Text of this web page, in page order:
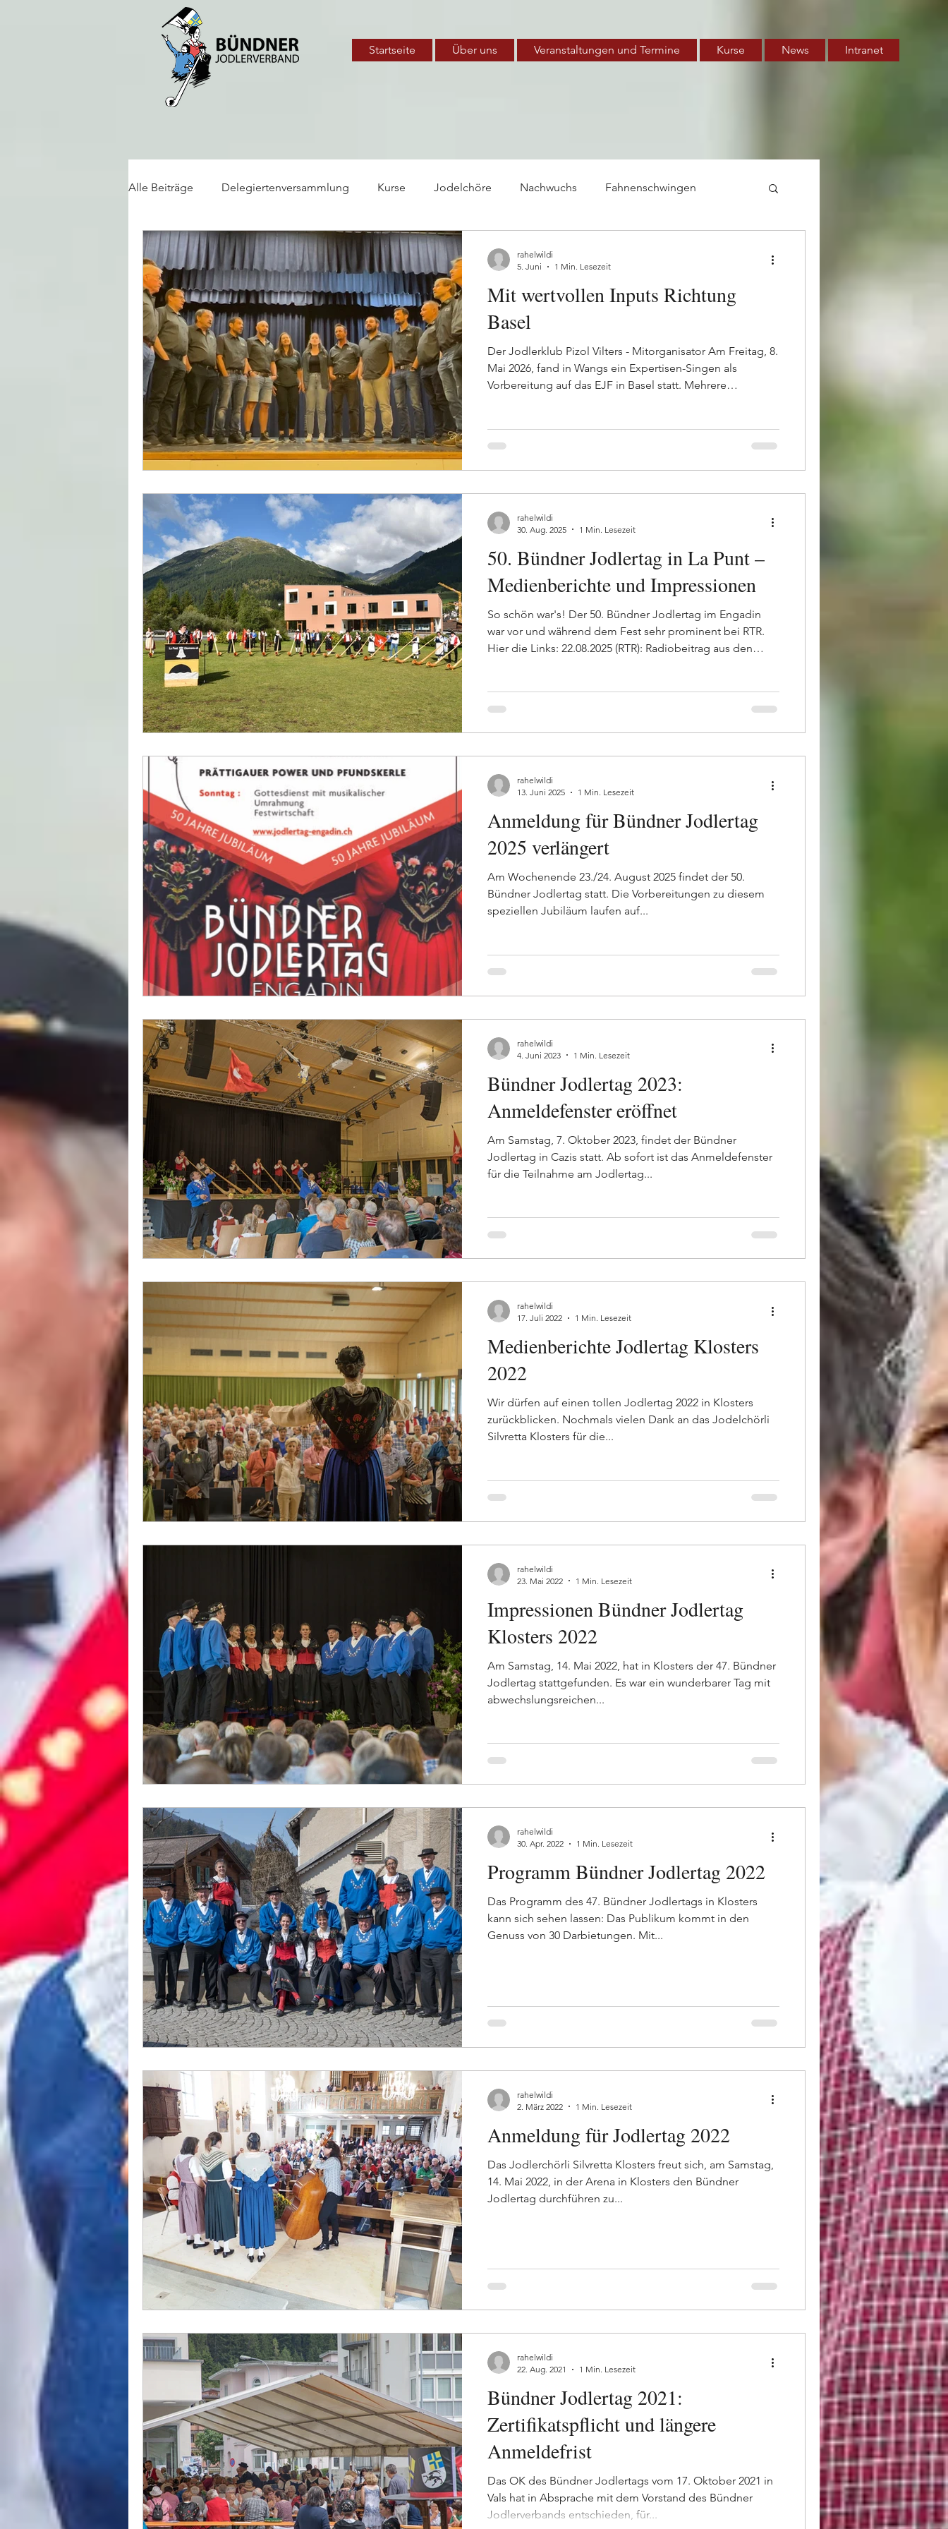
Startseite Über uns Veranstaltungen und Termine Kurse News Intranet
Alle Beiträge Delegiertenversammlung Kurse Jodelchöre Nachwuchs Fahnenschwingen
Alphorn/Büchel Jodlerfeste Arbeitsgruppe
Mit wertvollen Inputs Richtung
Basel
Der Jodlerklub Pizol Vilters - Mitorganisator Am Freitag, 8.
Mai 2026, fand in Wangs ein Expertisen-Singen als
Vorbereitung auf das EJF in Basel statt. Mehrere
Rückmeldungen der Jury wurden von den teilnehmenden
Klubs als sehr hilfreich, konstruktiv und praxisnah
rahelwildi
5. Juni
1 Min. Lesezeit
50. Bündner Jodlertag in La Punt –
Medienberichte und Impressionen
So schön war's! Der 50. Bündner Jodlertag im Engadin
war vor und während dem Fest sehr prominent bei RTR.
Hier die Links: 22.08.2025 (RTR): Radiobeitrag aus den
Radiobeitrag aus den Nachrichten mit Interview Mario Filli
und Karin Niederberger 25.08.2025 (Engadiner Post auf
rahelwildi
30. Aug. 2025
1 Min. Lesezeit
Anmeldung für Bündner Jodlertag
2025 verlängert
Am Wochenende 23./24. August 2025 findet der 50.
Bündner Jodlertag statt. Die Vorbereitungen zu diesem
speziellen Jubiläum laufen auf...
rahelwildi
13. Juni 2025
1 Min. Lesezeit
Bündner Jodlertag 2023:
Anmeldefenster eröffnet
Am Samstag, 7. Oktober 2023, findet der Bündner
Jodlertag in Cazis statt. Ab sofort ist das Anmeldefenster
für die Teilnahme am Jodlertag...
rahelwildi
4. Juni 2023
1 Min. Lesezeit
Medienberichte Jodlertag Klosters
2022
Wir dürfen auf einen tollen Jodlertag 2022 in Klosters
zurückblicken. Nochmals vielen Dank an das Jodelchörli
Silvretta Klosters für die...
rahelwildi
17. Juli 2022
1 Min. Lesezeit
Impressionen Bündner Jodlertag
Klosters 2022
Am Samstag, 14. Mai 2022, hat in Klosters der 47. Bündner
Jodlertag stattgefunden. Es war ein wunderbarer Tag mit
abwechslungsreichen...
rahelwildi
23. Mai 2022
1 Min. Lesezeit
Programm Bündner Jodlertag 2022
Das Programm des 47. Bündner Jodlertags in Klosters
kann sich sehen lassen: Das Publikum kommt in den
Genuss von 30 Darbietungen. Mit...
rahelwildi
30. Apr. 2022
1 Min. Lesezeit
Anmeldung für Jodlertag 2022
Das Jodlerchörli Silvretta Klosters freut sich, am Samstag,
14. Mai 2022, in der Arena in Klosters den Bündner
Jodlertag durchführen zu...
rahelwildi
2. März 2022
1 Min. Lesezeit
Bündner Jodlertag 2021:
Zertifikatspflicht und längere
Anmeldefrist
Das OK des Bündner Jodlertags vom 17. Oktober 2021 in
Vals hat in Absprache mit dem Vorstand des Bündner
Jodlerverbands entschieden, für...
rahelwildi
22. Aug. 2021
1 Min. Lesezeit